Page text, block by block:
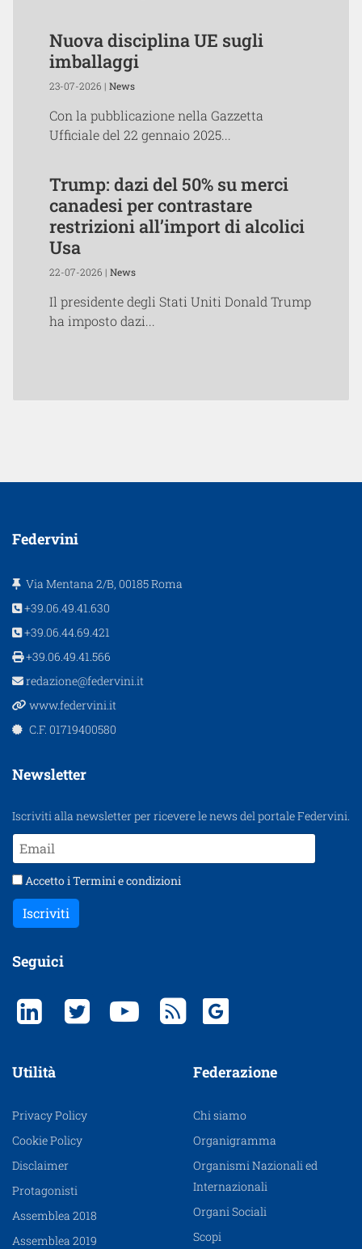
Nuova disciplina UE sugli
imballaggi
23-07-2026 | News
Con la pubblicazione nella Gazzetta
Ufficiale del 22 gennaio 2025...
Trump: dazi del 50% su merci
canadesi per contrastare
restrizioni all’import di alcolici
Usa
22-07-2026 | News
Il presidente degli Stati Uniti Donald Trump
ha imposto dazi...
Federvini
Via Mentana 2/B, 00185 Roma
+39.06.49.41.630
+39.06.44.69.421
+39.06.49.41.566
redazione@federvini.it
www.federvini.it
C.F. 01719400580
Newsletter
Iscriviti alla newsletter per ricevere le news del portale Federvini.
Accetto i Termini e condizioni
Iscriviti
Seguici
Utilità
Privacy Policy
Cookie Policy
Disclaimer
Protagonisti
Assemblea 2018
Assemblea 2019
Federazione
Chi siamo
Organigramma
Organismi Nazionali ed
Internazionali
Organi Sociali
Scopi